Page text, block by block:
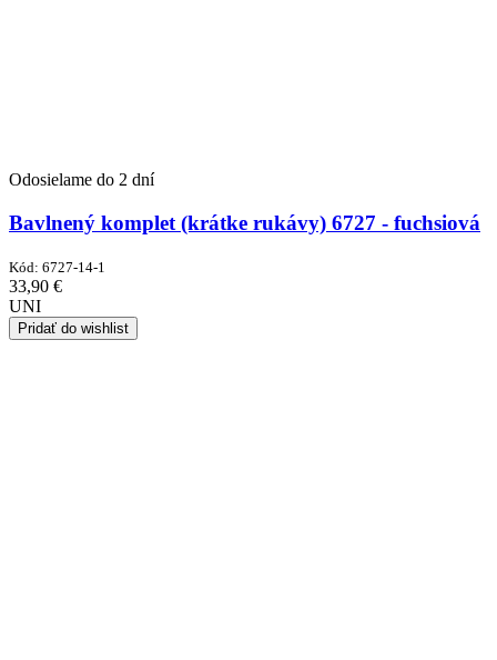
Odosielame do 2 dní
Bavlnený komplet (krátke rukávy) 6727 - fuchsiová
Kód: 6727-14-1
33,90 €
UNI
Pridať do wishlist